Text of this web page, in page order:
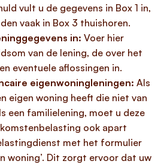
vult u de gegevens in Box 1 in,
vaak in Box 3 thuishoren.
in: Voer hier
van de lening, de over het
eventuele aflossingen in.
eigenwoningleningen: Als
eigen woning heeft die niet van
een familielening, moet u deze
ook apart
met het formulier
woning’. Dit zorgt ervoor dat uw